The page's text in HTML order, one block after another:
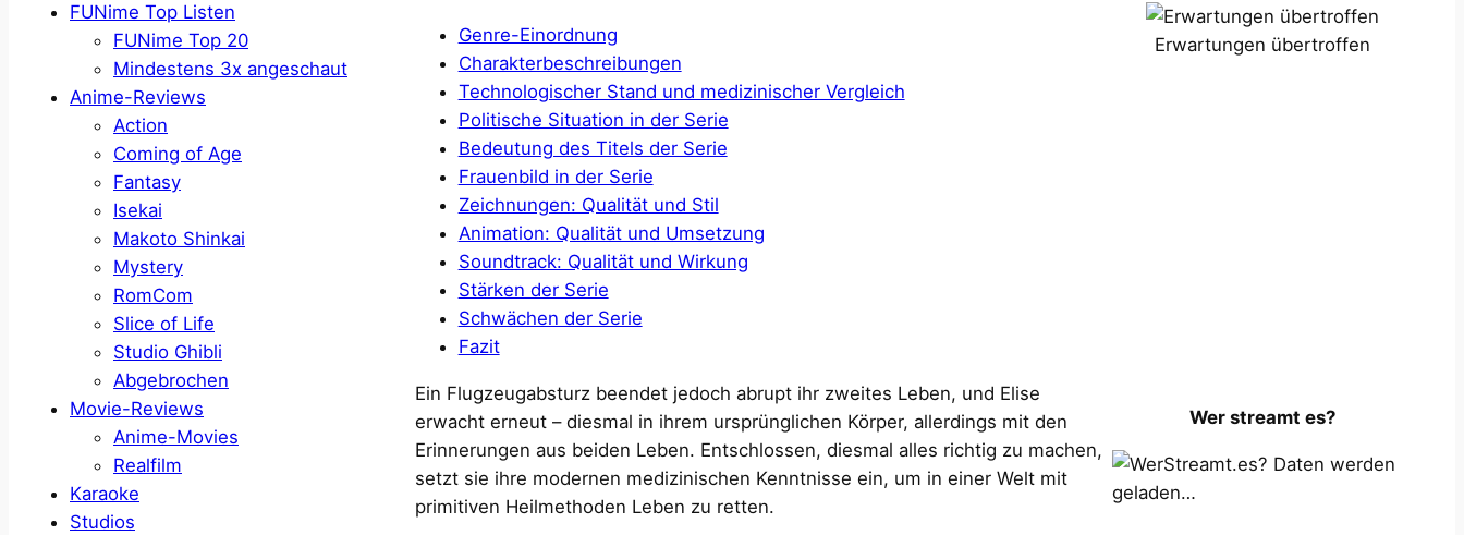
FUNime Top Listen
FUNime Top 20
Mindestens 3x angeschaut
Anime-Reviews
Action
Coming of Age
Fantasy
Isekai
Makoto Shinkai
Mystery
RomCom
Slice of Life
Studio Ghibli
Abgebrochen
Movie-Reviews
Anime-Movies
Realfilm
Karaoke
Studios
Genre-Einordnung
Charakterbeschreibungen
Technologischer Stand und medizinischer Vergleich
Politische Situation in der Serie
Bedeutung des Titels der Serie
Frauenbild in der Serie
Zeichnungen: Qualität und Stil
Animation: Qualität und Umsetzung
Soundtrack: Qualität und Wirkung
Stärken der Serie
Schwächen der Serie
Fazit
Ein Flugzeugabsturz beendet jedoch abrupt ihr zweites Leben, und Elise
erwacht erneut – diesmal in ihrem ursprünglichen Körper, allerdings mit den
Erinnerungen aus beiden Leben. Entschlossen, diesmal alles richtig zu machen,
setzt sie ihre modernen medizinischen Kenntnisse ein, um in einer Welt mit
primitiven Heilmethoden Leben zu retten.
Erwartungen übertroffen
Wer streamt es?
Daten werden
geladen…